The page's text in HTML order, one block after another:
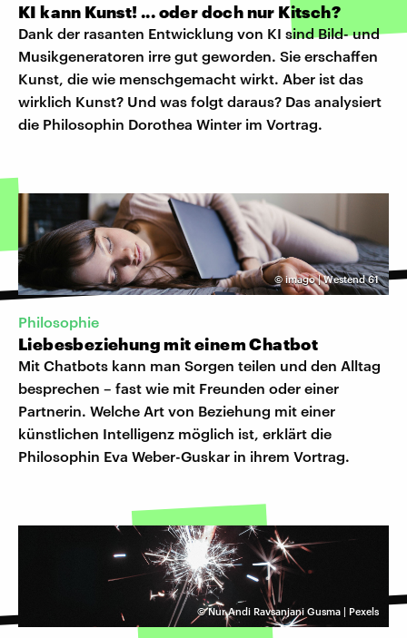
KI kann Kunst! ... oder doch nur Kitsch?
Dank der rasanten Entwicklung von KI sind Bild- und
Musikgeneratoren irre gut geworden. Sie erschaffen
Kunst, die wie menschgemacht wirkt. Aber ist das
wirklich Kunst? Und was folgt daraus? Das analysiert
die Philosophin Dorothea Winter im Vortrag.
©imago | Westend 61
Philosophie
Liebesbeziehung mit einem Chatbot
Mit Chatbots kann man Sorgen teilen und den Alltag
besprechen – fast wie mit Freunden oder einer
Partnerin. Welche Art von Beziehung mit einer
künstlichen Intelligenz möglich ist, erklärt die
Philosophin Eva Weber-Guskar in ihrem Vortrag.
©Nur Andi Ravsanjani Gusma | Pexels